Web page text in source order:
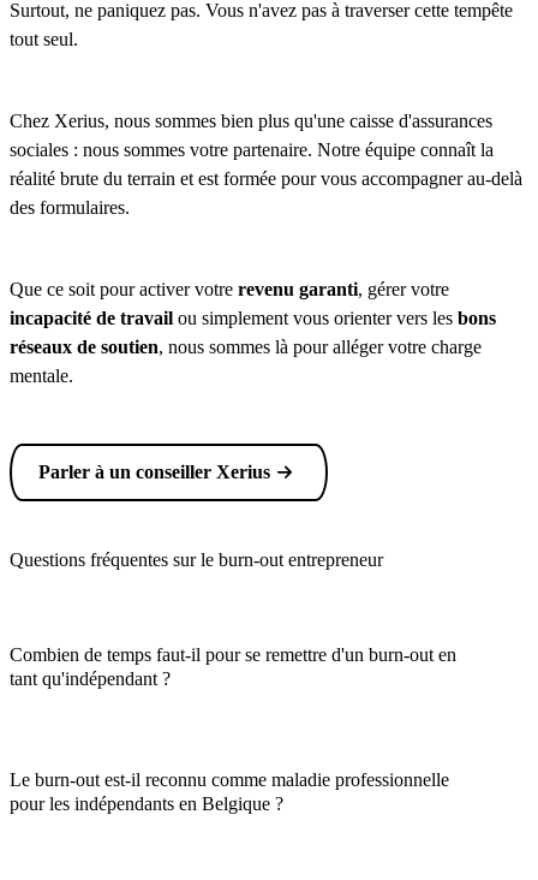
Surtout, ne paniquez pas. Vous n'avez pas à traverser cette tempête
tout seul.
Chez Xerius, nous sommes bien plus qu'une caisse d'assurances
sociales : nous sommes votre partenaire. Notre équipe connaît la
réalité brute du terrain et est formée pour vous accompagner au-delà
des formulaires.
Que ce soit pour activer votre revenu garanti, gérer votre
incapacité de travail ou simplement vous orienter vers les bons
réseaux de soutien, nous sommes là pour alléger votre charge
mentale.
Parler à un conseiller Xerius
Questions fréquentes sur le burn-out entrepreneur
Combien de temps faut-il pour se remettre d'un burn-out en
tant qu'indépendant ?
Le burn-out est-il reconnu comme maladie professionnelle
pour les indépendants en Belgique ?